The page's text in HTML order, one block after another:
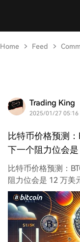
Home Feed
Trading King
2025/01/27 05:16
比特币价格预测
下一个阻力位会
比特币价格预测：
阻力位会是 12 万美